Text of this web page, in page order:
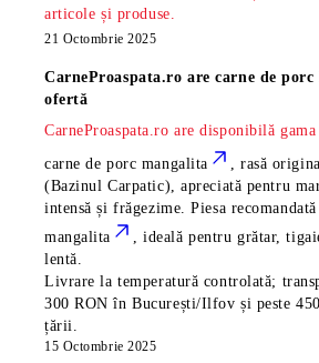
articole și produse.
21 Octombrie 2025
CarneProaspata.ro arecarne de
ofertă
CarneProaspata.ro are disponibilă gama
carne de porc mangalita
, rasă
(Bazinul Carpatic), apreciată pentru
intensă și frăgezime. Piesa
mangalita
, ideală pentru grătar,
lentă.
Livrare la temperatură controlată;
300 RON în București/Ilfov și peste
țării.
15 Octombrie 2025